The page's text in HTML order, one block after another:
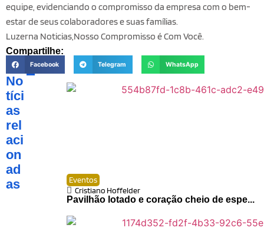
equipe, evidenciando o compromisso da empresa com o bem-
estar de seus colaboradores e suas famílias.
Luzerna Noticias,Nosso Compromisso é Com Você.
Compartilhe:
Facebook Telegram WhatsApp
No
tíci
as
rel
aci
on
ad
as
Eventos
Cristiano Hoffelder
Pavilhão lotado e coração cheio de espe...